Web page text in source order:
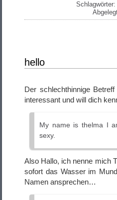
Schlagwörter:
hello
Der schlechthinnige
interessant und will dich
My name is thelma I
sexy.
Also Hallo, ich nenne mich
sofort das Wasser im
Namen ansprechen…